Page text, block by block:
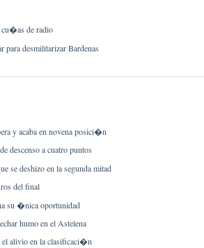
cu�as de radio
para desmilitarizar Bardenas
y acaba en novena posici�n
descenso a cuatro puntos
se deshizo en la segunda mitad
del final
su �nica oportunidad
humo en el Astelena
el alivio en la clasificaci�n